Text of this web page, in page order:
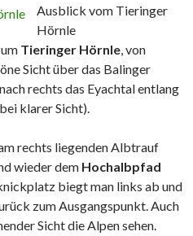
Ausblick vom Tieringer
Hörnle
Tieringer Hörnle, von
Sicht über das Balinger
rechts das Eyachtal entlang
klarer Sicht).
rechts liegenden Albtrauf
wieder dem Hochalbpfad
biegt man links ab und
zum Ausgangspunkt. Auch
Sicht die Alpen sehen.